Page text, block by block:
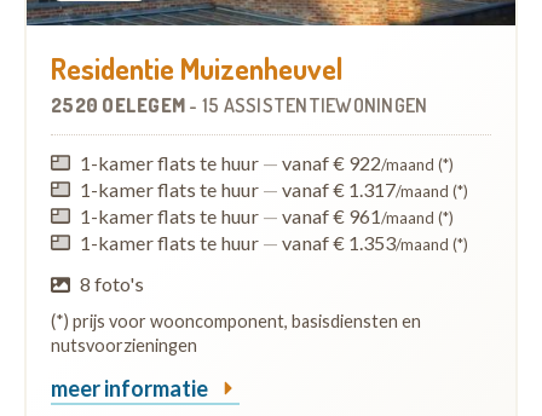
Residentie Muizenheuvel
2520 OELEGEM - 15 ASSISTENTIEWONINGEN
1-kamer flats te huur — vanaf € 922/maand (*)
1-kamer flats te huur — vanaf € 1.317/maand (*)
1-kamer flats te huur — vanaf € 961/maand (*)
1-kamer flats te huur — vanaf € 1.353/maand (*)
8 foto's
(*) prijs voor wooncomponent, basisdiensten en
nutsvoorzieningen
meer informatie